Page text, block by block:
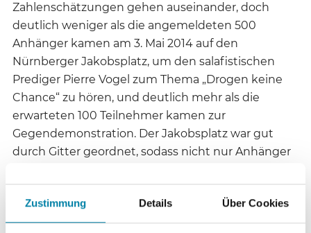
Zustimmung Details Über Cookies
Zahlenschätzungen gehen auseinander, doch
deutlich weniger als die angemeldeten 500
Anhänger kamen am 3. Mai 2014 auf den
Nürnberger Jakobsplatz, um den salafistischen
Prediger Pierre Vogel zum Thema „Drogen keine
Chance“ zu hören, und deutlich mehr als die
erwarteten 100 Teilnehmer kamen zur
Gegendemonstration. Der Jakobsplatz war gut
durch Gitter geordnet, sodass nicht nur Anhänger
bürgerlichen und linken Spektrum voneinander,
sondern auch von einem Dutzend Rechtsextremer
getrennt blieben, denen in der Berichterstattung